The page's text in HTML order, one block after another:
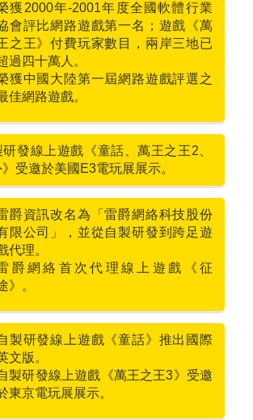
獲2000年-2001年度全國軟體行業
會評比網路遊戲第一名；遊戲《萬
之王》付費玩家數目，兩岸三地已
過四十萬人。
獲中國大陸第一屆網路遊戲評選之
佳網路遊戲。
研發線上遊戲《童話、萬王之王2、
受邀於美國E3電玩展展示。
爵資訊改名為「雷爵網絡科技股份
限公司」，並從自製研發到跨足遊
代理。
爵網絡首次代理線上遊戲《征
》。
製研發線上遊戲《童話》推出國際
文版。
製研發線上遊戲《萬王之王3》受邀
東京電玩展展示。